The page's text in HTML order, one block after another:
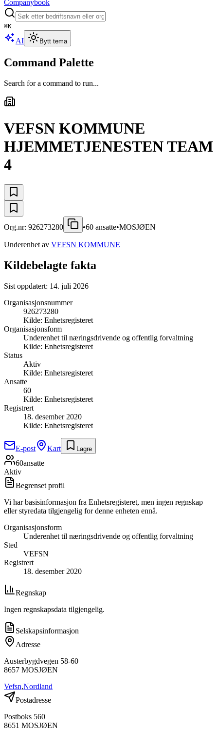
Companybook
⌘K
AI Bytt tema
Command Palette
Search for a command to run...
VEFSN KOMMUNE
HJEMMETJENESTEN TEAM
4
Org.nr: 926273280 •60 ansatte•MOSJØEN
Underenhet av VEFSN KOMMUNE
Kildebelagte fakta
Sist oppdatert: 14. juli 2026
Organisasjonsnummer
926273280
Kilde: Enhetsregisteret
Organisasjonsform
Underenhet til næringsdrivende og offentlig forvaltning
Kilde: Enhetsregisteret
Status
Aktiv
Kilde: Enhetsregisteret
Ansatte
60
Kilde: Enhetsregisteret
Registrert
18. desember 2020
Kilde: Enhetsregisteret
E-post Kart Lagre
60ansatte
Aktiv
Begrenset profil
Vi har basisinformasjon fra Enhetsregisteret, men ingen regnskap
eller styredata tilgjengelig for denne enheten ennå.
Organisasjonsform
Underenhet til næringsdrivende og offentlig forvaltning
Sted
VEFSN
Registrert
18. desember 2020
Regnskap
Ingen regnskapsdata tilgjengelig.
Selskapsinformasjon
Adresse
Austerbygdvegen 58-60
8657 MOSJØEN
Vefsn,Nordland
Postadresse
Postboks 560
8651 MOSJØEN